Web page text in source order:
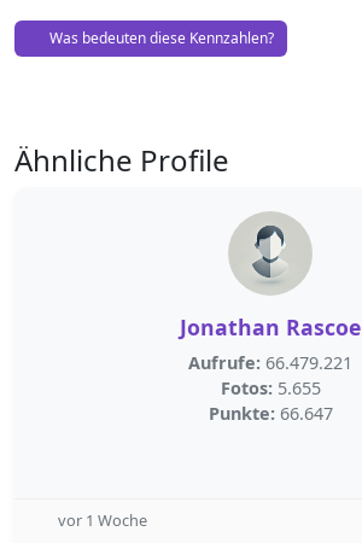
Was bedeuten diese Kennzahlen?
Ähnliche Profile
Jonathan Rascoe
Aufrufe: 66.479.221
Fotos: 5.655
Punkte: 66.647
vor 1 Woche